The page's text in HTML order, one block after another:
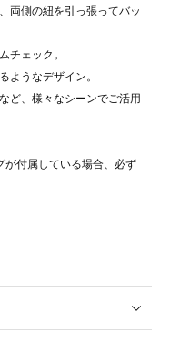
両側の紐を引っ張ってバッ
チェック。
ようなデザイン。
ど、様々なシーンでご活用
付属している場合、必ず